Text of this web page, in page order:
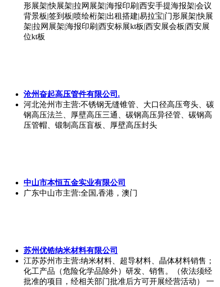
形展架|快展架|拉网展架|海报印刷|西安手提海报架|会议
背景板|签到板|喷绘桁架|出租搭建|易拉宝|门形展架|快展
架|拉网展架|海报印刷|西安标展kt板|西安展会板|西安展
位kt板
沧州奋起高压管件有限公司.
河北沧州市主营:不锈钢无缝锥管、大口径高压弯头、碳
钢高压法兰、厚壁高压三通、碳钢高压异径管、碳钢高
压管帽、锻制高压盲板、厚壁高压封头
中山市本恒五金实业有限公司
广东中山市主营:全国,香港，澳门
苏州优锆纳米材料有限公司
江苏苏州市主营:纳米材料、超导材料、晶体材料销售；
化工产品（危险化学品除外）研发、销售。（依法须经
批准的项目，经相关部门批准后方可开展经营活动） 一